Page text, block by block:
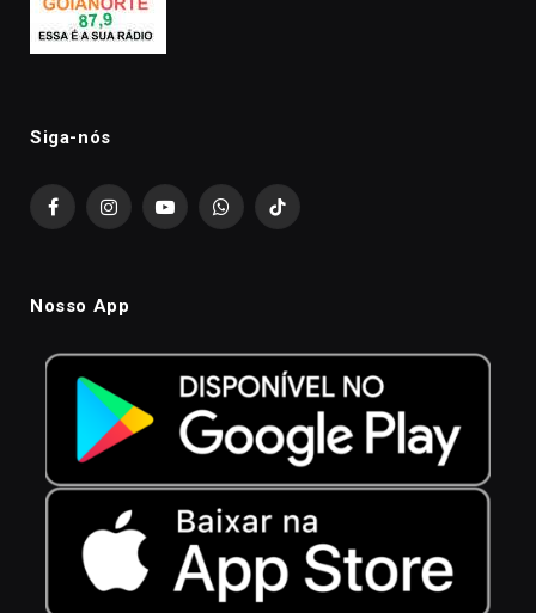
Siga-nós
FacebookInstagramYouTubeWhatsAppTikTok
Nosso App